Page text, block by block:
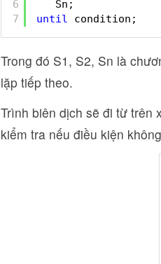
6
7
Sn;
until
condition;
Trong đó S1, S2, Sn là
lặp tiếp theo.
Trình biên dịch sẽ đi từ trên
kiểm tra nếu điều kiện